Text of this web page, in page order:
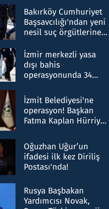
Bakırköy Cumhuriyet
Başsavcılığı'ndan yeni
nesil suç örgütlerine
hakkında gözaltı kararı
İzmir merkezli yasa
dışı bahis
operasyonunda 34
Milyar liralık para
trafiği tespit edildi
İzmit Belediyesi'ne
operasyon! Başkan
Fatma Kaplan Hürriyet
Oğuzhan Uğur’un
ifadesi ilk kez Diriliş
Postası'nda!
Rusya Başbakan
Yardımcısı Novak,